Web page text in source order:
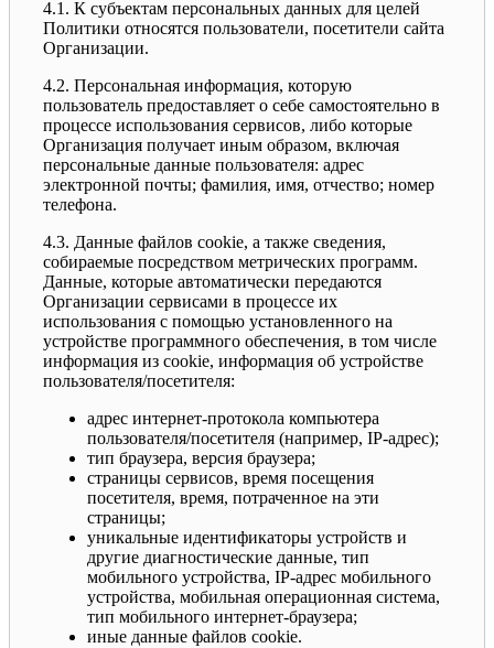
4.1. К субъектам персональных данных для целей
Политики относятся пользователи, посетители сайта
Организации.
4.2. Персональная информация, которую
пользователь предоставляет о себе самостоятельно в
процессе использования сервисов, либо которые
Организация получает иным образом, включая
персональные данные пользователя: адрес
электронной почты; фамилия, имя, отчество; номер
телефона.
4.3. Данные файлов cookie, а также сведения,
собираемые посредством метрических программ.
Данные, которые автоматически передаются
Организации сервисами в процессе их
использования с помощью установленного на
устройстве программного обеспечения, в том числе
информация из cookie, информация об устройстве
пользователя/посетителя:
адрес интернет-протокола компьютера
пользователя/посетителя (например, IP-адрес);
тип браузера, версия браузера;
страницы сервисов, время посещения
посетителя, время, потраченное на эти
страницы;
уникальные идентификаторы устройств и
другие диагностические данные, тип
мобильного устройства, IP-адрес мобильного
устройства, мобильная операционная система,
тип мобильного интернет-браузера;
иные данные файлов cookie.